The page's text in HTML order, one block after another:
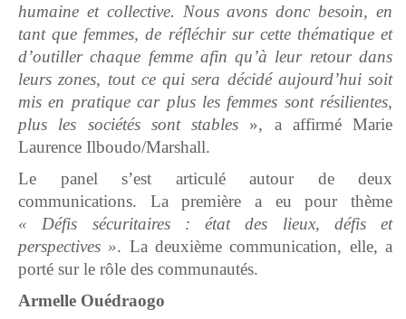
humaine et collective. Nous avons donc besoin, en
tant que femmes, de réfléchir sur cette thématique et
d’outiller chaque femme afin qu’à leur retour dans
leurs zones, tout ce qui sera décidé aujourd’hui soit
mis en pratique car plus les femmes sont résilientes,
plus les sociétés sont stables », a affirmé Marie
Laurence Ilboudo/Marshall.
Le panel s’est articulé autour de deux
communications. La première a eu pour thème
« Défis sécuritaires : état des lieux, défis et
perspectives ». La deuxième communication, elle, a
porté sur le rôle des communautés.
Armelle Ouédraogo